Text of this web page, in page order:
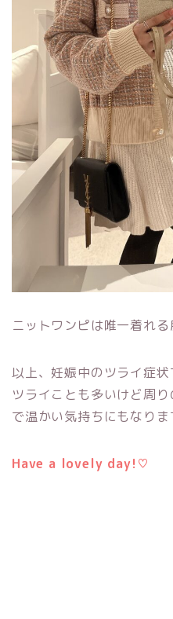
ニットワンピは唯一着れ
以上、妊娠中のツライ症状
ツライことも多いけど周
で温かい気持ちにもなりま
Have a lovely day!♡